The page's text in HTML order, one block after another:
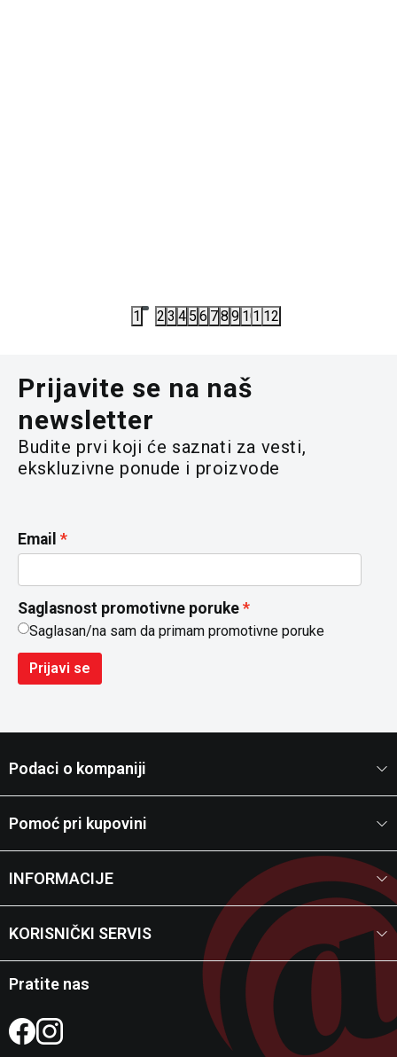
1 2 3 4 5 6 78 9 101112
Prijavite se na naš
newsletter
Budite prvi koji će saznati za vesti,
ekskluzivne ponude i proizvode
Email
Saglasnost promotivne poruke
Saglasan/na sam da primam promotivne poruke
Prijavi se
Podaci o kompaniji
Pomoć pri kupovini
INFORMACIJE
KORISNIČKI SERVIS
Pratite nas